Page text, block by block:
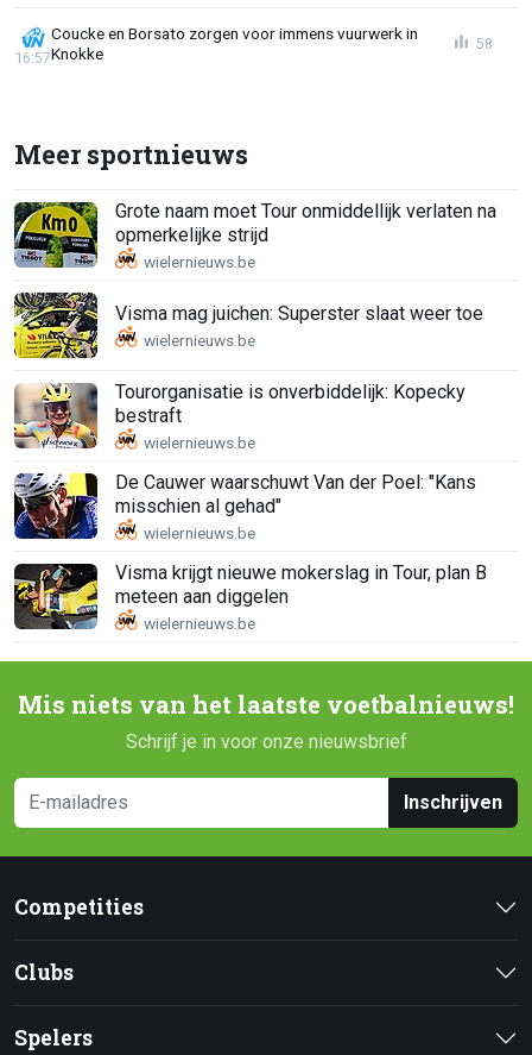
Coucke en Borsato zorgen voor immens vuurwerk in
Knokke
16:57
58
Meer sportnieuws
Grote naam moet Tour onmiddellijk verlaten na
opmerkelijke strijd
Visma mag juichen: Superster slaat weer toe
Tourorganisatie is onverbiddelijk: Kopecky
bestraft
De Cauwer waarschuwt Van der Poel: "Kans
misschien al gehad"
Visma krijgt nieuwe mokerslag in Tour, plan B
meteen aan diggelen
Mis niets van het laatste voetbalnieuws!
Schrijf je in voor onze nieuwsbrief
Inschrijven
Competities
Clubs
Spelers